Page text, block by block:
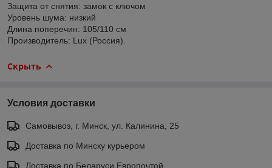
Защита от снятия: замок с ключом
Уровень шума: низкий
Длина поперечин: 105/110 см
Производитель: Lux (Россия).
Скрыть
Условия доставки
Самовывоз, г. Минск, ул. Калинина, 25
Доставка по Минску курьером
Доставка по Беларуси Европочтой